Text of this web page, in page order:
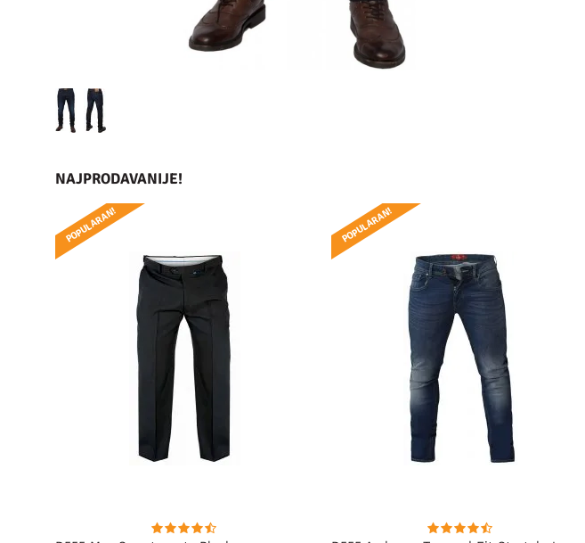
NAJPRODAVANIJE!
POPULARAN! POPULARAN!